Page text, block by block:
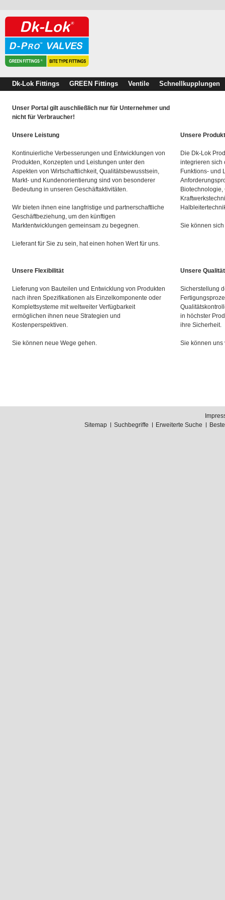
Dk-Lok Fittings GREEN Fittings Ventile Schnellkupplungen
Unser Portal gilt auschließlich nur für Unternehmer und
nicht für Verbraucher!
Unsere Leistung
Kontinuierliche Verbesserungen und Entwicklungen von
Produkten, Konzepten und Leistungen unter den
Aspekten von Wirtschaftlichkeit, Qualitätsbewusstsein,
Markt- und Kundenorientierung sind von besonderer
Bedeutung in unseren Geschäftaktivitäten.
Wir bieten ihnen eine langfristige und partnerschaftliche
Geschäftbeziehung, um den künftigen
Marktentwicklungen gemeinsam zu begegnen.
Lieferant für Sie zu sein, hat einen hohen Wert für uns.
Unsere
Die Dk-Lok
integrieren sich
Funktions- und
Sie können
Unsere Flexibilität
Lieferung von Bauteilen und Entwicklung von Produkten
nach ihren Spezifikationen als Einzelkomponente oder
Komplettsysteme mit weltweiter Verfügbarkeit
ermöglichen ihnen neue Strategien und
Kostenperspektiven.
Sie können neue Wege gehen.
Unsere Qualität
Sicherstellung
in höchster
ihre Sicherheit.
Sie können uns
Sitemap
Suchbegriffe Erweiterte Suche